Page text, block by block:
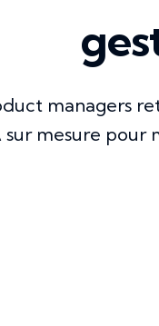
managers
sur mesure pour